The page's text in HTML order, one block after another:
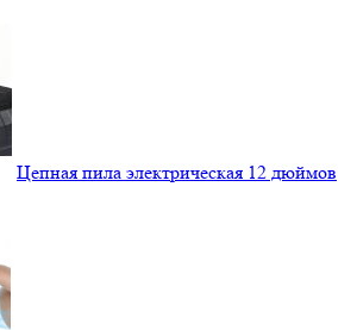
Цепная пила электрическая 12 дюймов